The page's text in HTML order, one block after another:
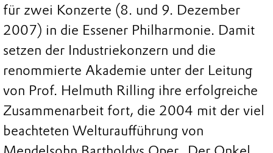
für zwei Konzerte (8. und 9. Dezember
2007) in die Essener Philharmonie. Damit
setzen der Industriekonzern und die
renommierte Akademie unter der Leitung
von Prof. Helmuth Rilling ihre erfolgreiche
Zusammenarbeit fort, die 2004 mit der viel
beachteten Welturaufführung von